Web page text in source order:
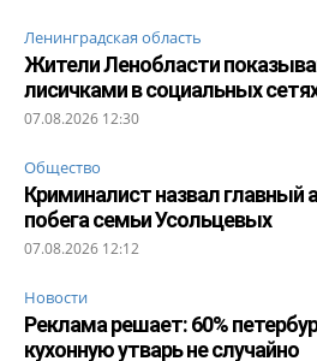
Ленинградская область
Жители Ленобласти
лисичками в социальных
07.08.2026 12:30
Общество
Криминалист назвал главный
побега семьи Усольцевых
07.08.2026 12:12
Новости
Реклама решает: 60%
кухонную утварь не случайно